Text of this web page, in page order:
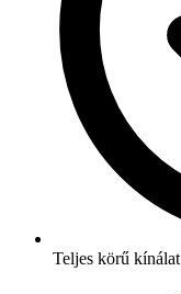
Teljes körű kínálat